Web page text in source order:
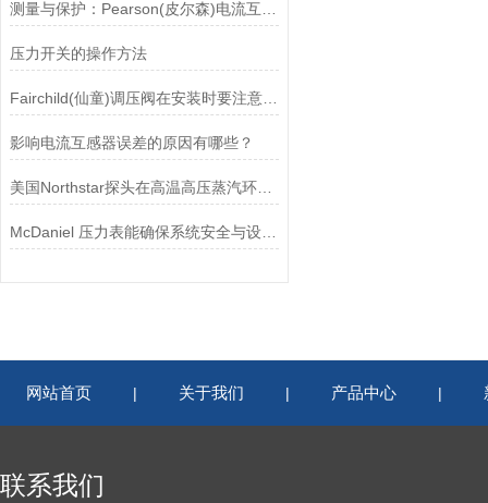
压力开关的操作方法
Fairchild(仙童)调压阀在安装时要注意有哪些需要注意的地方？
影响电流互感器误差的原因有哪些？
美国Northstar探头在高温高压蒸汽环境下的液位测量可靠性
McDaniel 压力表能确保系统安全与设备寿命延长
网站首页 | 关于我们 | 产品中心 |
联系我们